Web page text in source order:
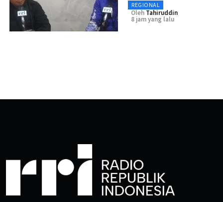
REGIONAL
Oleh Tahiruddin
8 jam yang lalu